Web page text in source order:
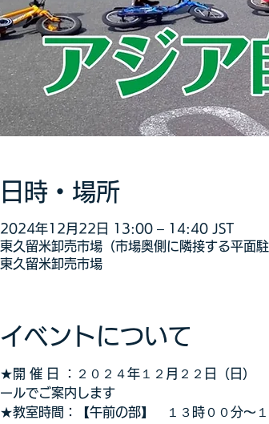
日時・場所
2024年12月22日 13:00 – 14:40 JST
東久留米卸売市場（市場奥側に隣接する平
東久留米卸売市場
イベントについて
★開 催 日 ：２０２４年１２月２２日（日）
ールでご案内します
★教室時間：【午前の部】　１３時００分～